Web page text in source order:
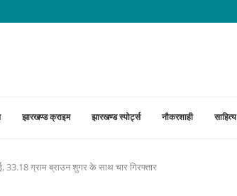
दो आरोपी गिरफ्तार; छीनी गई चेन...
झारखण्ड क्राइम झारखण्ड स्पोर्ट्स नौकरशाही साहित्य
ग्राम ब्राउन शुगर के साथ चार गिरफ्तार